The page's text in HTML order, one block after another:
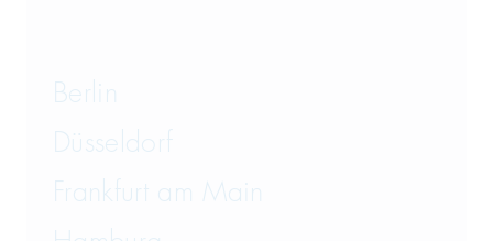
Berlin
Düsseldorf
Frankfurt am Main